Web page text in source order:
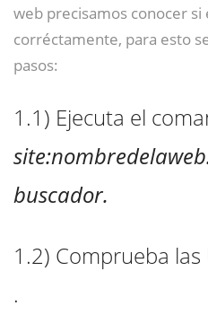
web precisamos conocer si
corréctamente, para esto
pasos:
1.1) Ejecuta el
buscador.
1.2) Comprueba las
.